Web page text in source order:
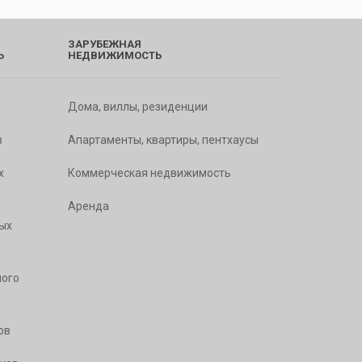
ЗАРУБЕЖНАЯ
НЕДВИЖИМОСТЬ
Дома, виллы, резиденции
Апартаменты, квартиры, пентхаусы
Коммерческая недвижимость
Аренда